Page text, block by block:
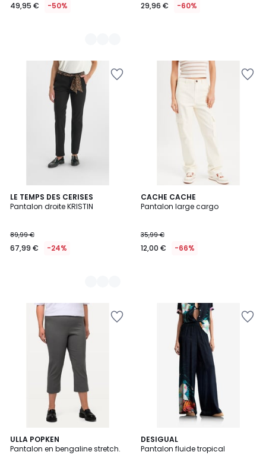
49,95 € -50% 29,96 € -60%
LE TEMPS DES CERISES
Pantalon droite KRISTIN
89,99 €
67,99 € -24%
5
Couleurs
CACHE CACHE
Pantalon large cargo
35,99 €
12,00 € -66%
ULLA POPKEN
Pantalon en bengaline stretch.
4,5
/ 5
13
Couleurs
DESIGUAL
Pantalon fluide tropical